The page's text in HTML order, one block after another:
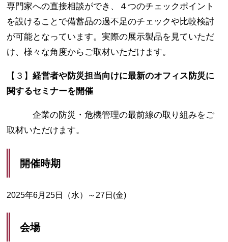
専門家への直接相談ができ、４つのチェックポイント
を設けることで備蓄品の過不足のチェックや比較検討
が可能となっています。実際の展示製品を見ていただ
け、様々な角度からご取材いただけます。
【３】経営者や防災担当向けに最新のオフィス防災に
関するセミナーを開催
企業の防災・危機管理の最前線の取り組みをご
取材いただけます。
開催時期
2025年6月25日（水）～27日(金)
会場